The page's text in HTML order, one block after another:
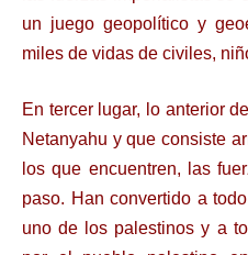
un juego geopolítico y
miles de vidas de civiles,
En tercer lugar, lo anterior
Netanyahu y que consiste
los que encuentren, las
paso. Han convertido a
uno de los palestinos y a